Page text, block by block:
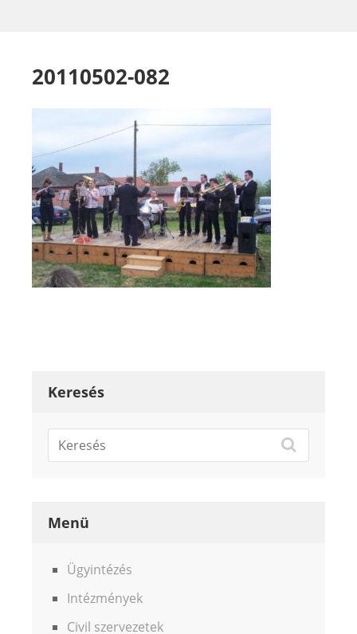
20110502-082
Keresés
Menü
Ügyintézés
Intézmények
Civil szervezetek